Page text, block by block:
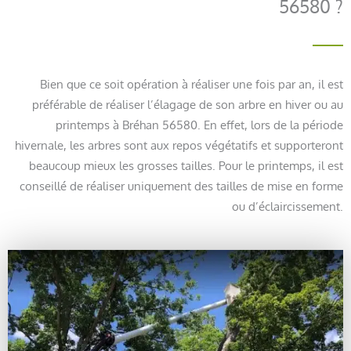
56580 ?
Bien que ce soit opération à réaliser une fois par an, il est
préférable de réaliser l’élagage de son arbre en hiver ou au
printemps à Bréhan 56580. En effet, lors de la période
hivernale, les arbres sont aux repos végétatifs et supporteront
beaucoup mieux les grosses tailles. Pour le printemps, il est
conseillé de réaliser uniquement des tailles de mise en forme
ou d’éclaircissement.